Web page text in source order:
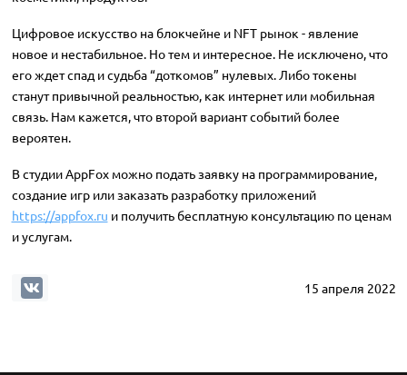
Цифровое искусство на блокчейне и NFT рынок - явление
новое и нестабильное. Но тем и интересное. Не исключено, что
его ждет спад и судьба “доткомов” нулевых. Либо токены
станут привычной реальностью, как интернет или мобильная
связь. Нам кажется, что второй вариант событий более
вероятен.
В студии AppFox можно подать заявку на программирование,
создание игр или заказать разработку приложений
https://appfox.ru и получить бесплатную консультацию по ценам
и услугам.
15 апреля 2022